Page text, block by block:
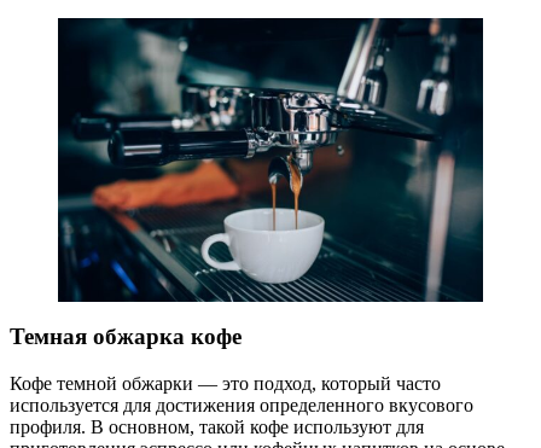
Темная обжарка кофе
Кофе темной обжарки — это подход, который часто
используется для достижения определенного вкусового
профиля. В основном, такой кофе используют для